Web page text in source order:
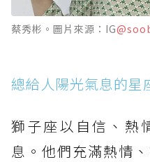
蔡秀彬。圖片來源：IG
總給人陽光氣息的星
獅子座以自信、熱
息。他們充滿熱情